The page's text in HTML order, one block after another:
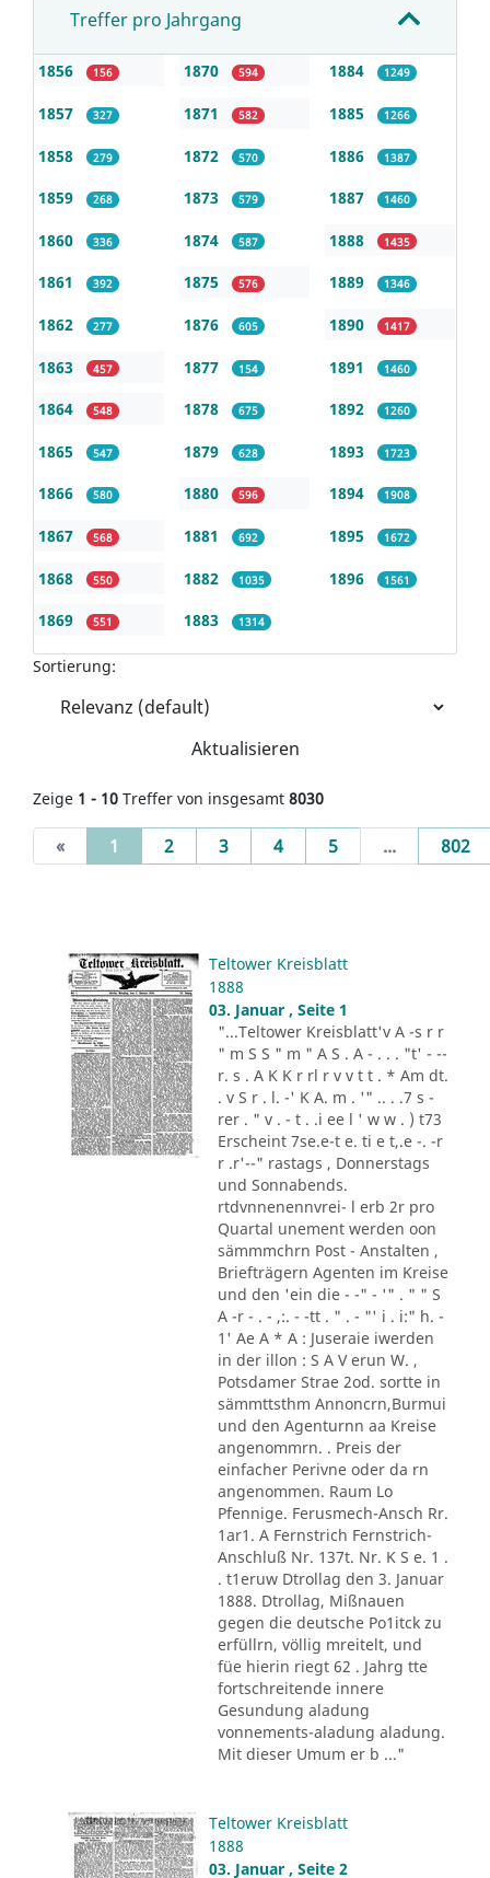
Treffer pro Jahrgang
1856 156
1857 327
1858 279
1859 268
1860 336
1861 392
1862 277
1863 457
1864 548
1865 547
1866 580
1867 568
1868 550
1869 551
1870 594
1871 582
1872 570
1873 579
1874 587
1875 576
1876 605
1877 154
1878 675
1879 628
1880 596
1881 692
1882 1035
1883 1314
1884 1249
1885 1266
1886 1387
1887 1460
1888 1435
1889 1346
1890 1417
1891 1460
1892 1260
1893 1723
1894 1908
1895 1672
1896 1561
Sortierung:
Aktualisieren
Zeige 1 - 10 Treffer von insgesamt 8030
« 1 (current)
2 3 4 5 ... 802
Teltower Kreisblatt
1888
03. Januar , Seite 1
"...Teltower Kreisblatt'v A -s r r
" m S S " m " A S . A - . . . "t' - --
r. s . A K K r rl r v v t t . * Am dt.
. v S r . l. -' K A. m . '" .. . .7 s -
rer . " v . - t . .i ee l ' w w . ) t73
Erscheint 7se.e-t e. ti e t,.e -. -r
r .r'--" rastags , Donnerstags
und Sonnabends.
rtdvnnenennvrei- l erb 2r pro
Quartal unement werden oon
sämmmchrn Post - Anstalten ,
Briefträgern Agenten im Kreise
und den 'ein die - -" - '" . " " S
A -r - . - ,:. - -tt . " . - "' i . i:" h. -
1' Ae A * A : Juseraie iwerden
in der illon : S A V erun W. ,
Potsdamer Strae 2od. sortte in
sämmttsthm Annoncrn,Burmui
und den Agenturnn aa Kreise
angenommrn. . Preis der
einfacher Perivne oder da rn
angenommen. Raum Lo
Pfennige. Ferusmech-Ansch Rr.
1ar1. A Fernstrich Fernstrich-
Anschluß Nr. 137t. Nr. K S e. 1 .
. t1eruw Dtrollag den 3. Januar
1888. Dtrollag, Mißnauen
gegen die deutsche Po1itck zu
erfüllrn, völlig mreitelt, und
füe hierin riegt 62 . Jahrg tte
fortschreitende innere
Gesundung aladung
vonnements-aladung aladung.
Mit dieser Umum er b ..."
Teltower Kreisblatt
1888
03. Januar , Seite 2